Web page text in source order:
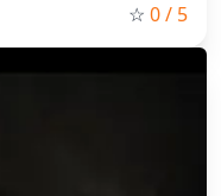
☆ 0/ 5